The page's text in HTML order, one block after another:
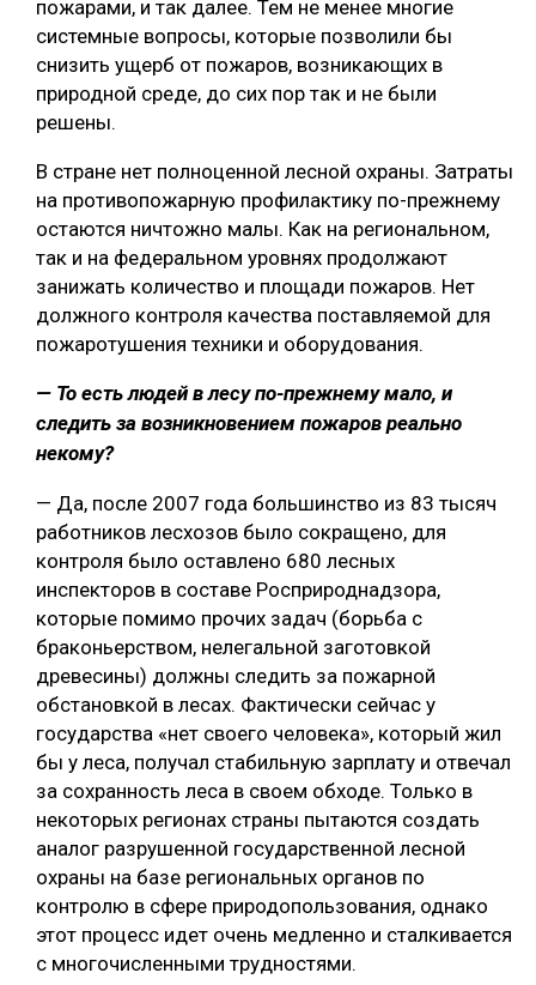
пожарами, и так далее. Тем не менее многие
системные вопросы, которые позволили бы
снизить ущерб от пожаров, возникающих в
природной среде, до сих пор так и не были
решены.
В стране нет полноценной лесной охраны. Затраты
на противопожарную профилактику по-прежнему
остаются ничтожно малы. Как на региональном,
так и на федеральном уровнях продолжают
занижать количество и площади пожаров. Нет
должного контроля качества поставляемой для
пожаротушения техники и оборудования.
— То есть людей в лесу по-прежнему мало, и
следить за возникновением пожаров реально
некому?
— Да, после 2007 года большинство из 83 тысяч
работников лесхозов было сокращено, для
контроля было оставлено 680 лесных
инспекторов в составе Росприроднадзора,
которые помимо прочих задач (борьба с
браконьерством, нелегальной заготовкой
древесины) должны следить за пожарной
обстановкой в лесах. Фактически сейчас у
государства «нет своего человека», который жил
бы у леса, получал стабильную зарплату и отвечал
за сохранность леса в своем обходе. Только в
некоторых регионах страны пытаются создать
аналог разрушенной государственной лесной
охраны на базе региональных органов по
контролю в сфере природопользования, однако
этот процесс идет очень медленно и сталкивается
с многочисленными трудностями.